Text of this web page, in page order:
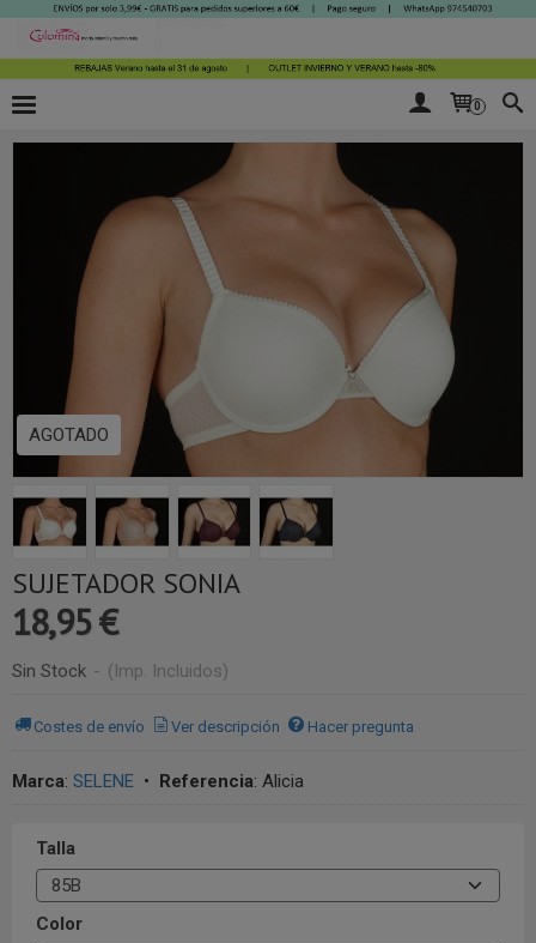
0
AGOTADO
SUJETADOR SONIA
18,95 €
Sin Stock - (Imp. Incluidos)
Costes de envío Ver descripción Hacer pregunta
Marca: SELENE • Referencia: Alicia
Talla
Color